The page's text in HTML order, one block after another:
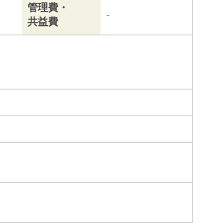
管理費・
共益費
-